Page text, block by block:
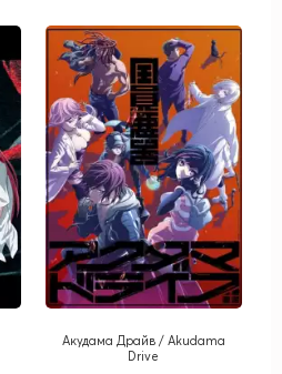
Акудама Драйв / Akudama
Drive